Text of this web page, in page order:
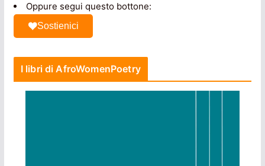
Oppure segui questo bottone:
Sostienici
I libri di AfroWomenPoetry